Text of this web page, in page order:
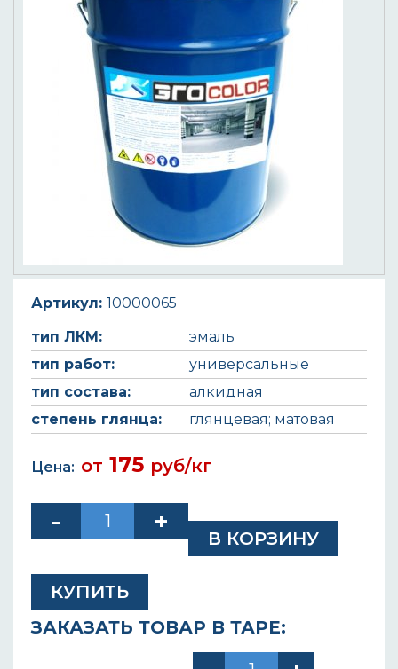
Артикул: 10000065
тип ЛКМ:
эмаль
тип работ:
универсальные
тип состава:
алкидная
степень глянца:
глянцевая; матовая
Цена: от 175 руб/кг
КУПИТЬ
ЗАКАЗАТЬ ТОВАР В ТАРЕ: